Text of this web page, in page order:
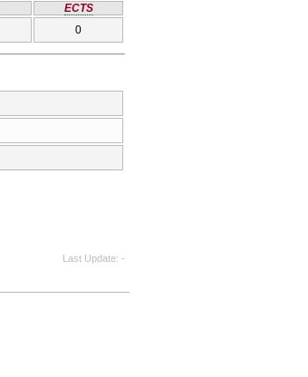
ECTS
0
Last Update -